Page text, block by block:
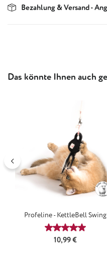
Bezahlung & Versand -
Produktgalerie überspringen
Das könnte Ihnen auch
Profeline - KettleBell Swing
Regulärer Preis:
10,99 €